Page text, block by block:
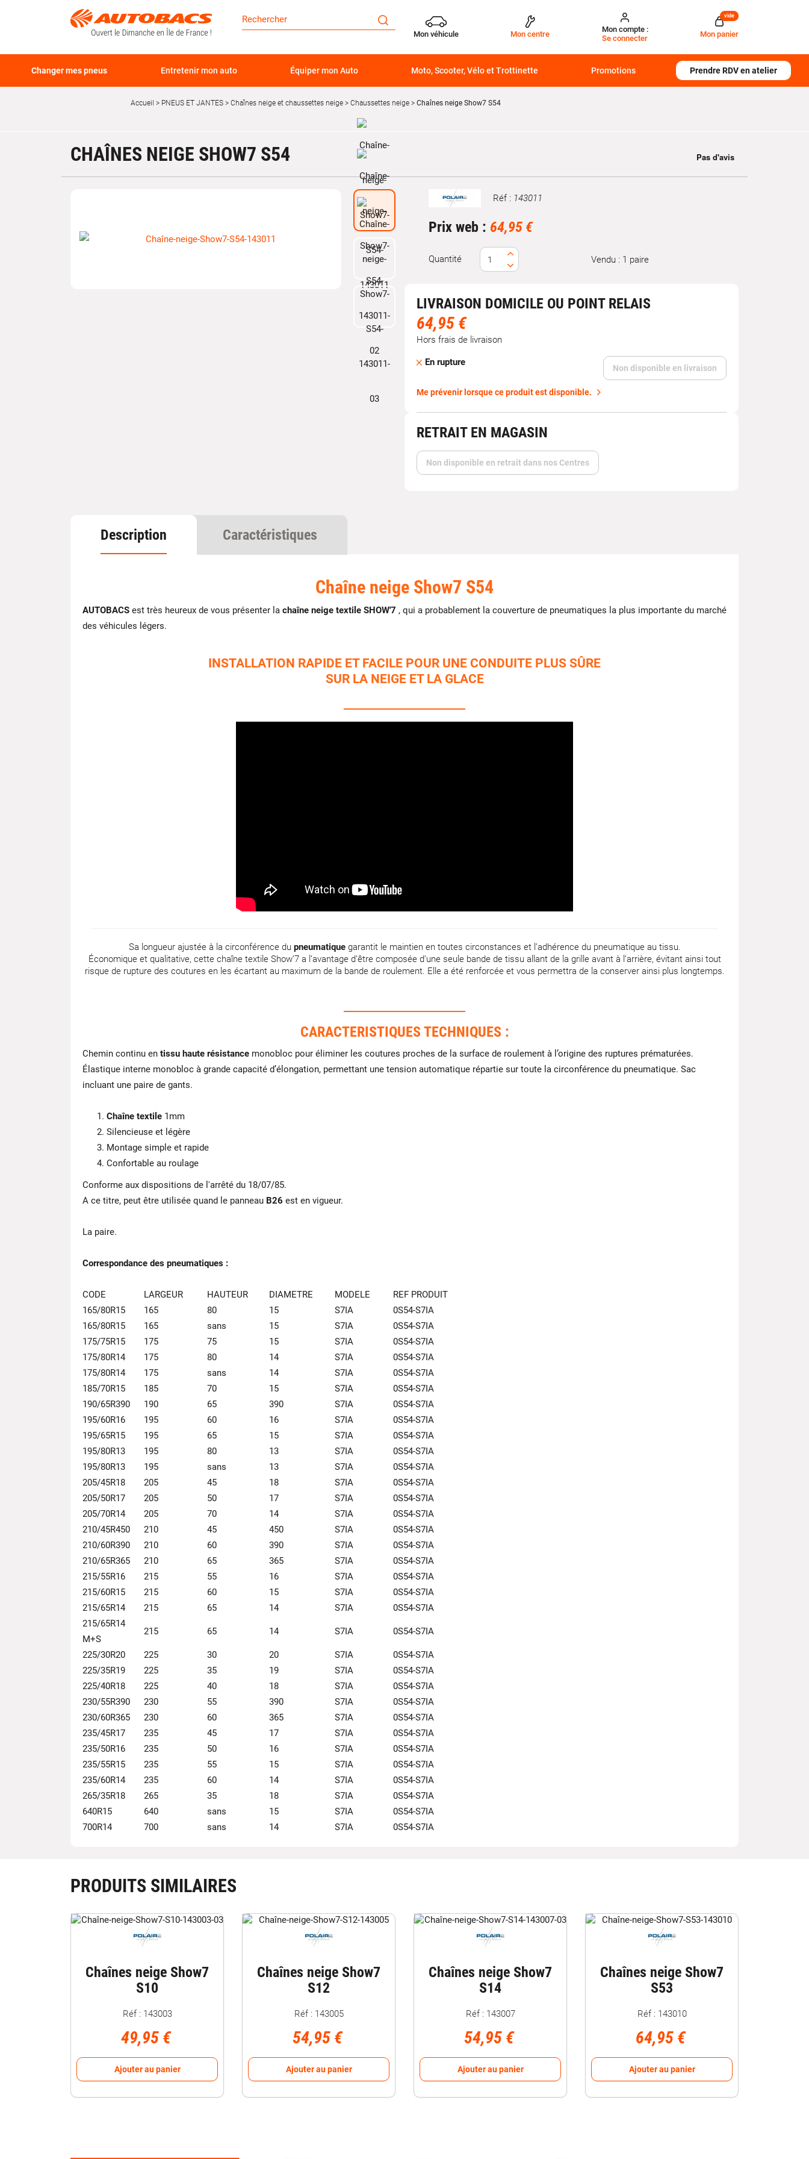
Mon véhicule Mon centre
Mon compte :
Se connecter
Mon panier
vide
Changer mes pneus Entretenir mon auto Équiper mon Auto Moto, Scooter, Vélo et Trottinette Promotions Prendre RDV en atelier
Accueil PNEUS ET JANTES Chaînes neige et chaussettes neige Chaussettes neige Chaînes neige Show7 S54
CHAÎNES NEIGE SHOW7 S54
Marque Réf : 143011
Prix web : 64,95 €
Quantité Vendu : 1 paire
LIVRAISON DOMICILE OU POINT RELAIS
64,95 €
Hors frais de livraison
En rupture
Non disponible en livraison
Me prévenir lorsque ce produit est disponible.
RETRAIT EN MAGASIN
Non disponible en retrait dans nos Centres
Description Caractéristiques
Chaîne neige Show7 S54
AUTOBACS est très heureux de vous présenter la chaîne neige textile SHOW'7 , qui a probablement la couverture de pneumatiques la plus importante du marché
des véhicules légers.
INSTALLATION RAPIDE ET FACILE POUR UNE CONDUITE PLUS SÛRE
SUR LA NEIGE ET LA GLACE
Sa longueur ajustée à la circonférence du pneumatiquegarantit le maintien en toutes circonstances et l’adhérence du pneumatique au tissu.
Économique et qualitative, cette chaîne textile Show’7 a l’avantage d’être composée d’une seule bande de tissu allant de la grille avant à l’arrière, évitant ainsi tout
risque de rupture des coutures en les écartant au maximum de la bande de roulement. Elle a été renforcée et vous permettra de la conserver ainsi plus longtemps.
CARACTERISTIQUES TECHNIQUES :
Chemin continu en tissu haute résistance monobloc pour éliminer les coutures proches de la surface de roulement à l’origine des ruptures prématurées.
Élastique interne monobloc à grande capacité d’élongation, permettant une tension automatique répartie sur toute la circonférence du pneumatique. Sac
incluant une paire de gants.
Chaîne textile 1mm
Silencieuse et légère
Montage simple et rapide
Confortable au roulage
Conforme aux dispositions de l'arrêté du 18/07/85.
A ce titre, peut être utilisée quand le panneau B26 est en vigueur.
La paire.
Correspondance des pneumatiques :
CODE LARGEUR HAUTEUR DIAMETRE MODELE
REF PRODUIT
165/80R15
165 80 15 S7IA
0S54-S7IA
165/80R15
165 sans 15 S7IA
0S54-S7IA
175/75R15
175 75 15 S7IA
0S54-S7IA
175/80R14
175 80 14 S7IA
0S54-S7IA
175/80R14
175 sans 14 S7IA
0S54-S7IA
185/70R15
185 70 15 S7IA
0S54-S7IA
190/65R390
190 65 390 S7IA
0S54-S7IA
195/60R16
195 60 16 S7IA
0S54-S7IA
195/65R15
195 65 15 S7IA
0S54-S7IA
195/80R13
195 80 13 S7IA
0S54-S7IA
195/80R13
195 sans 13 S7IA
0S54-S7IA
205/45R18
205 45 18 S7IA
0S54-S7IA
205/50R17
205 50 17 S7IA
0S54-S7IA
205/70R14
205 70 14 S7IA
0S54-S7IA
210/45R450
210 45 450 S7IA
0S54-S7IA
210/60R390
210 60 390 S7IA
0S54-S7IA
210/65R365
210 65 365 S7IA
0S54-S7IA
215/55R16
215 55 16 S7IA
0S54-S7IA
215/60R15
215 60 15 S7IA
0S54-S7IA
215/65R14
215 65 14 S7IA
0S54-S7IA
215/65R14
M+S
215 65 14 S7IA 0S54-S7IA
225/30R20 225 30 20 S7IA
0S54-S7IA
225/35R19
225 35 19 S7IA
0S54-S7IA
225/40R18
225 40 18 S7IA
0S54-S7IA
230/55R390
230 55 390 S7IA
0S54-S7IA
230/60R365
230 60 365 S7IA
0S54-S7IA
235/45R17
235 45 17 S7IA
0S54-S7IA
235/50R16
235 50 16 S7IA
0S54-S7IA
235/55R15
235 55 15 S7IA
0S54-S7IA
235/60R14
235 60 14 S7IA
0S54-S7IA
265/35R18
265 35 18 S7IA
0S54-S7IA
640R15
640 sans 15 S7IA
0S54-S7IA
700R14
700 sans 14 S7IA 0S54-S7IA
PRODUITS SIMILAIRES
Chaînes neige Show7
S10
Réf : 143003
49,95 €
Ajouter au panier
Chaînes neige Show7
S12
Réf : 143005
54,95 €
Ajouter au panier
Chaînes neige Show7
S14
Réf : 143007
54,95 €
Ajouter au panier
Chaînes neige Show7
S53
Réf : 143010
64,95 €
Ajouter au panier